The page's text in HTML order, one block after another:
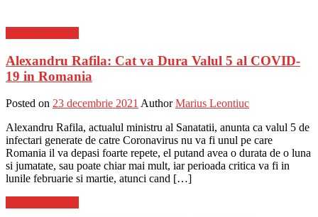
Alexandru Rafila: Cat va Dura Valul 5 al COVID-
19 in Romania
Posted on 23 decembrie 2021 Author Marius Leontiuc
Alexandru Rafila, actualul ministru al Sanatatii, anunta ca valul 5 de
infectari generate de catre Coronavirus nu va fi unul pe care
Romania il va depasi foarte repete, el putand avea o durata de o luna
si jumatate, sau poate chiar mai mult, iar perioada critica va fi in
lunile februarie si martie, atunci cand […]